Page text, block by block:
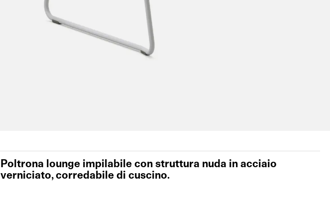
Poltrona lounge impilabile con struttura nuda in acciaio
verniciato, corredabile di cuscino.